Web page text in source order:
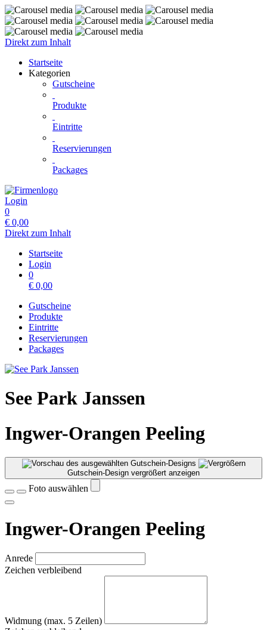
Direkt zum Inhalt
Startseite
Kategorien
Gutscheine
Produkte
Eintritte
Reservierungen
Packages
Login
0
€ 0,00
Direkt zum Inhalt
Startseite
Login
0
€ 0,00
Gutscheine
Produkte
Eintritte
Reservierungen
Packages
See Park Janssen
Ingwer-Orangen Peeling
Gutschein-Design vergrößert anzeigen
Foto auswählen
Ingwer-Orangen Peeling
Anrede
Zeichen verbleibend
Widmung (max. 5 Zeilen)